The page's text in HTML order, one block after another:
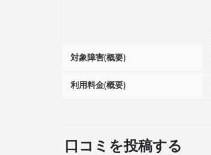
対象障害(概要)
利用料金(概要)
口コミを投稿する